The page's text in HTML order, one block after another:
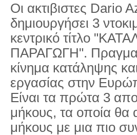
Οι ακτιβιστες Dario
δημιουργήσει 3
κεντρικό τίτλο "
ΠΑΡΑΓΩΓΗ".
κίνημα κατάληψης
εργασίας στην
Είναι τα πρώτα 3
μήκους, τα οποία θα
μήκους με μια πιο